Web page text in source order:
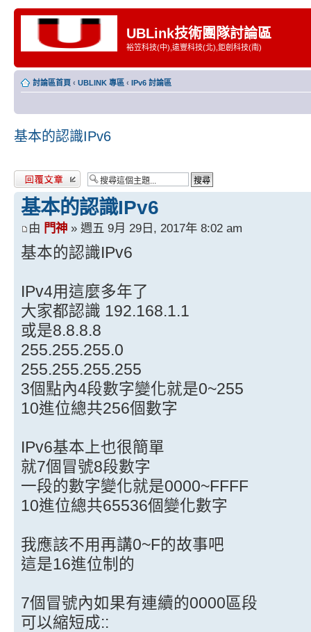
UBLink技術團隊討論區
裕笠科技(中),遠豐科技(北),鉅創科技(南)
討論區首頁 ‹ UBLINK 專區 ‹ IPv6 討論區
基本的認識IPv6
發表回覆
基本的認識IPv6
由 門神 » 週五 9月 29日, 2017年 8:02 am
基本的認識IPv6
IPv4用這麼多年了
大家都認識 192.168.1.1
或是8.8.8.8
255.255.255.0
255.255.255.255
3個點內4段數字變化就是0~255
10進位總共256個數字
IPv6基本上也很簡單
就7個冒號8段數字
一段的數字變化就是0000~FFFF
10進位總共65536個變化數字
我應該不用再講0~F的故事吧
這是16進位制的
7個冒號內如果有連續的0000區段
可以縮短成::